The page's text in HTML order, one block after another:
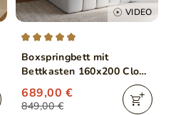
VIDEO
Boxspringbett mit
Bettkasten 160x200 Cloud
Grau
849,00 €
689,00 €